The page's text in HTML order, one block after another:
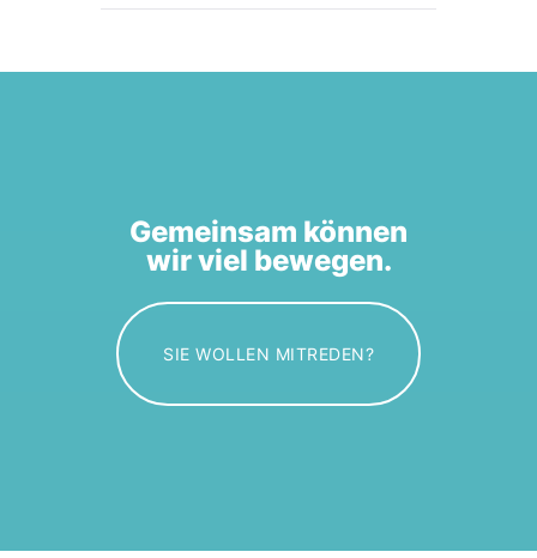
Gemeinsam können
wir viel bewegen.
SIE WOLLEN MITREDEN?